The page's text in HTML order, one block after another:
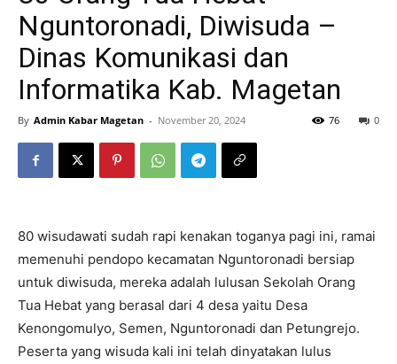
Nguntoronadi, Diwisuda –
Dinas Komunikasi dan
Informatika Kab. Magetan
By Admin Kabar Magetan - November 20, 2024 0
76
80 wisudawati sudah rapi kenakan toganya pagi ini, ramai
memenuhi pendopo kecamatan Nguntoronadi bersiap
untuk diwisuda, mereka adalah lulusan Sekolah Orang
Tua Hebat yang berasal dari 4 desa yaitu Desa
Kenongomulyo, Semen, Nguntoronadi dan Petungrejo.
Peserta yang wisuda kali ini telah dinyatakan lulus